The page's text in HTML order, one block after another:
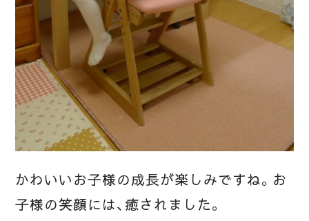
かわいいお子様の成長が楽しみですね。お
子様の笑顔には、癒されました。